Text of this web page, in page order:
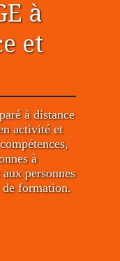
à
et
à distance
activité et
à
personnes
de formation.